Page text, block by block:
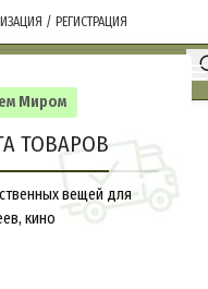
Миром
ТОВАРОВ
вещей для
кино
/ РЕГИСТРАЦИЯ